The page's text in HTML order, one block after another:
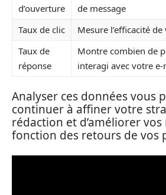
d’ouverture
de message
Taux de clic
Mesure l’efficacité de
Taux de
réponse
Montre combien de
interagi avec votre e-
Analyser ces données vous
continuer à affiner votre
rédaction et d’améliorer
fonction des retours de vos